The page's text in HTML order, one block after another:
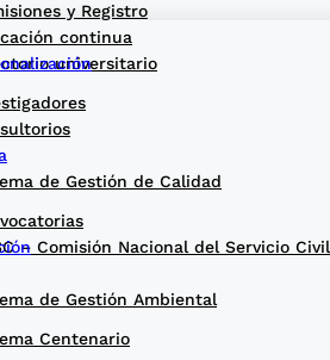
universitario
de Gestión de Calidad
de Gestión Ambiental
continua
y Registro
– Comisión Nacional del Servicio Civil
Centenario